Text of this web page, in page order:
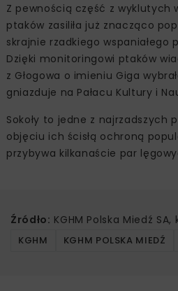
Z pewnością część z wyklutych
ptaków zasiliła już znacząco
skrajnie rzadkiego wspaniałego
Dzięki monitoringowi ptaków
z Głogowa o imieniu Giga
gniazduje na Pałacu Kultury i
Sokoły to jedne z najrzadszych
objęciu ich ścisłą ochroną
przybywa kilkanaście par
Źródło: KGHM Polska Miedź
KGHM KGHM POLSKA MIEDŹ